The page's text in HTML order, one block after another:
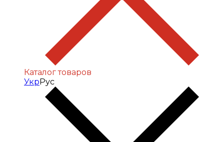
Каталог товаров
УкрРус